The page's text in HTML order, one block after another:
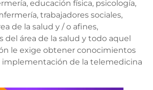
educación física, psicología,
trabajadores sociales,
de la salud y / o afines,
del área de la salud y todo aquel
le exige obtener conocimientos
implementación de la telemedicina